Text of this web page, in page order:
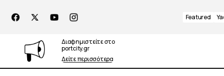
Featured
Διαφημιστείτε στο
portcity.gr
Δείτε περισσότερα